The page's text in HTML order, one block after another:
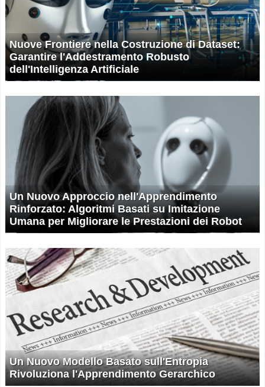
Nuove Frontiere nella Costruzione di Dataset:
Garantire l'Addestramento Robusto
dell'Intelligenza Artificiale
Un Nuovo Approccio nell'Apprendimento
Rinforzato: Algoritmi Basati su Imitazione
Umana per Migliorare le Prestazioni dei Robot
Un Nuovo Modello Basato sull'Entropia
Rivoluziona l'Apprendimento Gerarchico